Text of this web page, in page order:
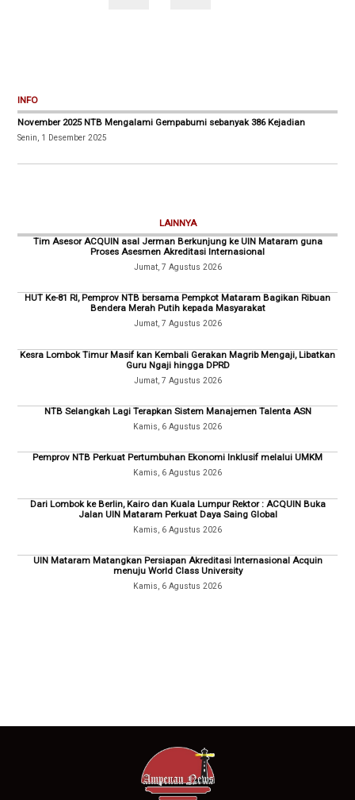
INFO
November 2025 NTB Mengalami Gempabumi sebanyak 386 Kejadian
Senin, 1 Desember 2025
LAINNYA
Tim Asesor ACQUIN asal Jerman Berkunjung ke UIN Mataram guna
Proses Asesmen Akreditasi Internasional
Jumat, 7 Agustus 2026
HUT Ke-81 RI, Pemprov NTB bersama Pempkot Mataram Bagikan Ribuan
Bendera Merah Putih kepada Masyarakat
Jumat, 7 Agustus 2026
Kesra Lombok Timur Masif kan Kembali Gerakan Magrib Mengaji, Libatkan
Guru Ngaji hingga DPRD
Jumat, 7 Agustus 2026
NTB Selangkah Lagi Terapkan Sistem Manajemen Talenta ASN
Kamis, 6 Agustus 2026
Pemprov NTB Perkuat Pertumbuhan Ekonomi Inklusif melalui UMKM
Kamis, 6 Agustus 2026
Dari Lombok ke Berlin, Kairo dan Kuala Lumpur Rektor : ACQUIN Buka
Jalan UIN Mataram Perkuat Daya Saing Global
Kamis, 6 Agustus 2026
UIN Mataram Matangkan Persiapan Akreditasi Internasional Acquin
menuju World Class University
Kamis, 6 Agustus 2026